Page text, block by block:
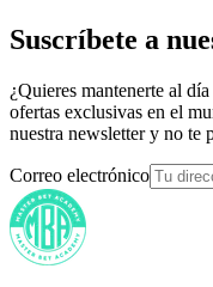
Suscríbete a
¿Quieres mantenerte al
ofertas exclusivas en el
nuestra newsletter y no te
Correo electrónico